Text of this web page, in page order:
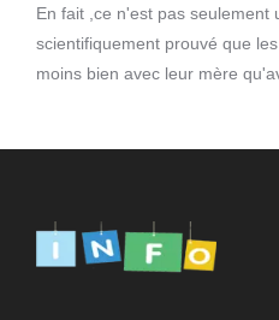
En fait ,ce n'est pas seulement
scientifiquement prouvé que
moins bien avec leur mère